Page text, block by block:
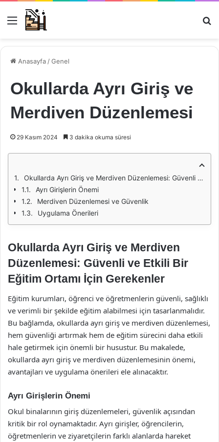
Menü
Anasayfa /Genel
Okullarda Ayrı Giriş ve
Merdiven Düzenlemesi
29 Kasım 2024 3 dakika okuma süresi
Okullarda Ayrı Giriş ve Merdiven Düzenlemesi: Güvenli ve Etkili Bir Eğitim Ortamı İçin Gerekenler
Ayrı Girişlerin Önemi
Merdiven Düzenlemesi ve Güvenlik
Uygulama Önerileri
Okullarda Ayrı Giriş ve Merdiven
Düzenlemesi: Güvenli ve Etkili Bir
Eğitim Ortamı İçin Gerekenler
Eğitim kurumları, öğrenci ve öğretmenlerin güvenli, sağlıklı
ve verimli bir şekilde eğitim alabilmesi için tasarlanmalıdır.
Bu bağlamda, okullarda ayrı giriş ve merdiven düzenlemesi,
hem güvenliği artırmak hem de eğitim sürecini daha etkili
hale getirmek için önemli bir husustur. Bu makalede,
okullarda ayrı giriş ve merdiven düzenlemesinin önemi,
avantajları ve uygulama önerileri ele alınacaktır.
Ayrı Girişlerin Önemi
Okul binalarının giriş düzenlemeleri, güvenlik açısından
kritik bir rol oynamaktadır. Ayrı girişler, öğrencilerin,
öğretmenlerin ve ziyaretçilerin farklı alanlarda hareket